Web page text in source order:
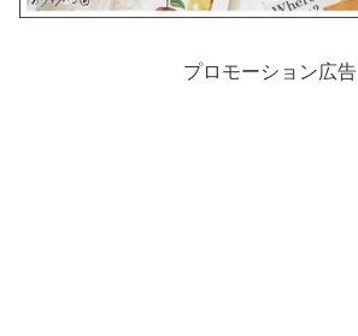
プロモーション広告